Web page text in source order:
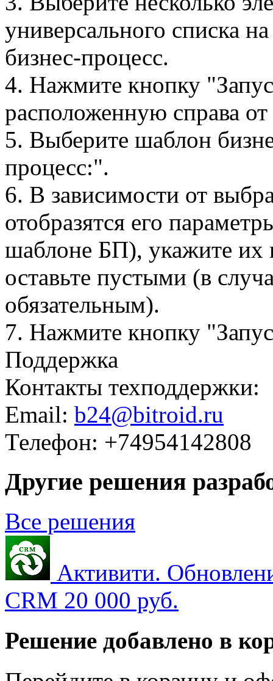
универсального списка
бизнес-процесс.
4. Нажмите кнопку
расположенную справа
5. Выберите шаблон
процесс:".
6. В зависимости от
отобразятся его
шаблоне БП), укажите их
оставьте пустыми (в
обязательным).
7. Нажмите кнопку
Поддержка
Контакты техподдержки:
Email: b24@bitroid.ru
Телефон: +74954142808
Другие решения
Все решения
Активити.
CRM 20 000 руб.
Решение добавлено в